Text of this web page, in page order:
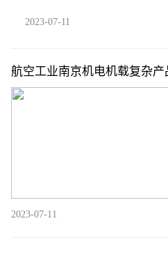
2023-07-11
航空工业南京机电机载复杂
生产线建设
2023-07-11